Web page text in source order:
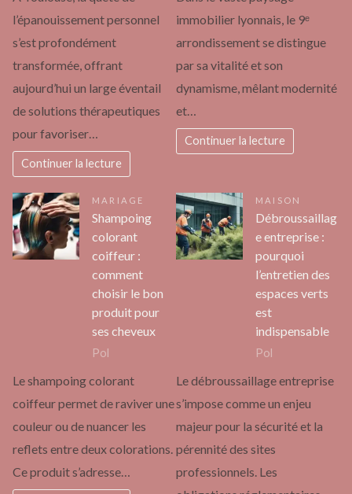
l’épanouissement personnel
s’est profondément
transformée, offrant
aujourd’hui un large éventail
de solutions thérapeutiques
pour favoriser…
Continuer la lecture
immobilier lyonnais, le 9ᵉ
arrondissement se distingue
par sa vitalité et son
dynamisme, mêlant modernité
et…
Continuer la lecture
MARIAGE
Shampoing
colorant
coiffeur :
comment
choisir le bon
produit pour
ses cheveux
Pol
Le shampoing colorant
coiffeur permet de raviver une
couleur ou de nuancer les
reflets entre deux colorations.
Ce produit s’adresse…
MAISON
Débroussaillag
e entreprise :
pourquoi
l’entretien des
espaces verts
est
indispensable
Pol
Le débroussaillage entreprise
s’impose comme un enjeu
majeur pour la sécurité et la
pérennité des sites
professionnels. Les